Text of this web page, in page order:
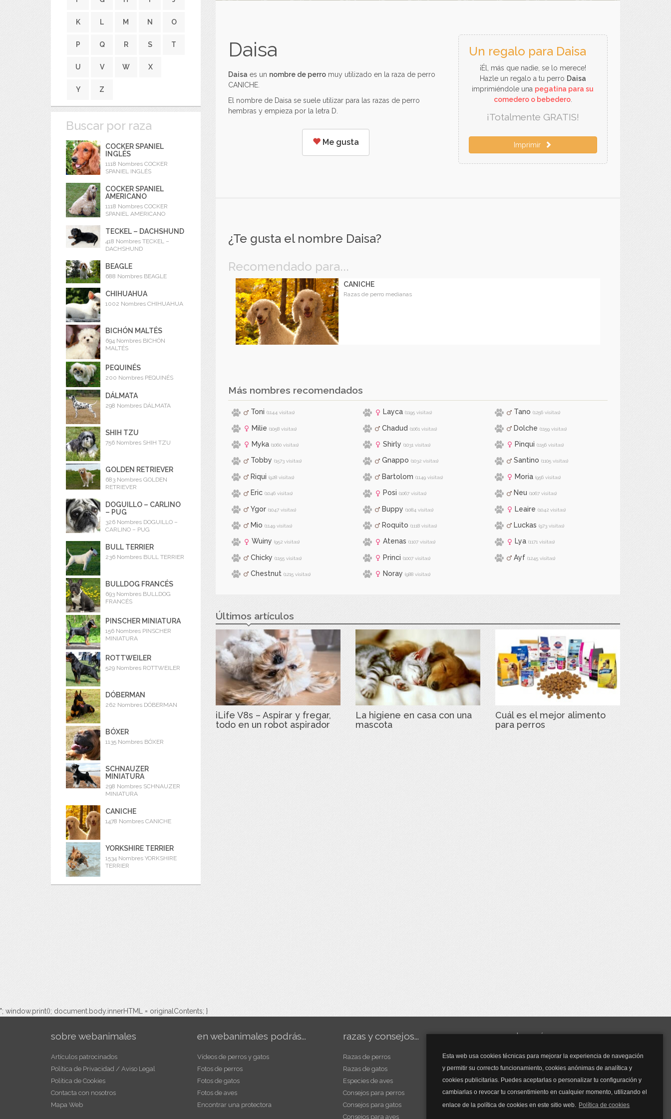
Esta web usa cookies técnicas para mejorar la experiencia de navegación
y permitir su correcto funcionamiento, cookies anónimas de analítica y
cookies publicitarias. Puedes aceptarlas o personalizar tu configuración y
cambiarlas o revocar tu consentimiento en cualquier momento, utilizando el
enlace de la política de cookies en este sitio web. Política de cookies
K L M N O
P Q R S T
U V W X
Y Z
Buscar por raza
COCKER SPANIEL
INGLÉS
1118 Nombres COCKER
SPANIEL INGLÉS
COCKER SPANIEL
AMERICANO
1118 Nombres COCKER
SPANIEL AMERICANO
TECKEL – DACHSHUND
418 Nombres TECKEL –
DACHSHUND
BEAGLE
688 Nombres BEAGLE
CHIHUAHUA
1002 Nombres CHIHUAHUA
BICHÓN MALTÉS
694 Nombres BICHÓN
MALTÉS
PEQUINÉS
200 Nombres PEQUINÉS
DÁLMATA
298 Nombres DÁLMATA
SHIH TZU
756 Nombres SHIH TZU
GOLDEN RETRIEVER
683 Nombres GOLDEN
RETRIEVER
DOGUILLO – CARLINO
– PUG
326 Nombres DOGUILLO –
CARLINO – PUG
BULL TERRIER
236 Nombres BULL TERRIER
BULLDOG FRANCÉS
693 Nombres BULLDOG
FRANCÉS
PINSCHER MINIATURA
156 Nombres PINSCHER
MINIATURA
ROTTWEILER
529 Nombres ROTTWEILER
DÓBERMAN
262 Nombres DÓBERMAN
BÓXER
1135 Nombres BÓXER
SCHNAUZER
MINIATURA
298 Nombres SCHNAUZER
MINIATURA
CANICHE
1478 Nombres CANICHE
YORKSHIRE TERRIER
1534 Nombres YORKSHIRE
TERRIER
Daisa
Daisa es un nombre de perro muy utilizado en la raza de perro
CANICHE.
El nombre de Daisa se suele utilizar para las razas de perro
hembras y empieza por la letra D.
Me gusta
Un regalo para Daisa
¡Él, más que nadie, se lo merece!
Hazle un regalo a tu perro Daisa
imprimiéndole una pegatina para su
comedero o bebedero.
¡Totalmente GRATIS!
Imprimir
¿Te gusta el nombre Daisa?
Recomendado para...
CANICHE
Razas de perro medianas
Más nombres recomendados
Toni (1144 visitas) Layca (1195 visitas) Tano (1256 visitas)
Milie (1058 visitas) Chadud (1061 visitas) Dolche (1159 visitas)
Myka (1060 visitas) Shirly (1031 visitas) Pinqui (1156 visitas)
Tobby (1573 visitas) Gnappo (1032 visitas) Santino (1105 visitas)
Riqui (928 visitas) Bartolom (1149 visitas) Moria (956 visitas)
Eric (1046 visitas) Posi (1067 visitas) Neu (1067 visitas)
Ygor (1047 visitas) Buppy (1084 visitas) Leaire (1042 visitas)
Mio (1149 visitas) Roquito (1118 visitas) Luckas (973 visitas)
Wuiny (952 visitas) Atenas (1107 visitas) Lya (1171 visitas)
Chicky (1155 visitas) Princi (1007 visitas) Ayf (1245 visitas)
Chestnut (1215 visitas) Noray (988 visitas)
Últimos artículos
iLife V8s – Aspirar y fregar,
todo en un robot aspirador
La higiene en casa con una
mascota
Cuál es el mejor alimento
para perros
"; window.print(); document.body.innerHTML = originalContents; }
sobre webanimales
Artículos patrocinados
Política de Privacidad / Aviso Legal
Política de Cookies
Contacta con nosotros
Mapa Web
en webanimales podrás...
Vídeos de perros y gatos
Fotos de perros
Fotos de gatos
Fotos de aves
Encontrar una protectora
razas y consejos...
Razas de perros
Razas de gatos
Especies de aves
Consejos para perros
Consejos para gatos
Consejos para aves
y mucho más...
Mascarillas
Mascarillas FFP2
Mascarillas FFP3
Bolsos
Bolsos Tous